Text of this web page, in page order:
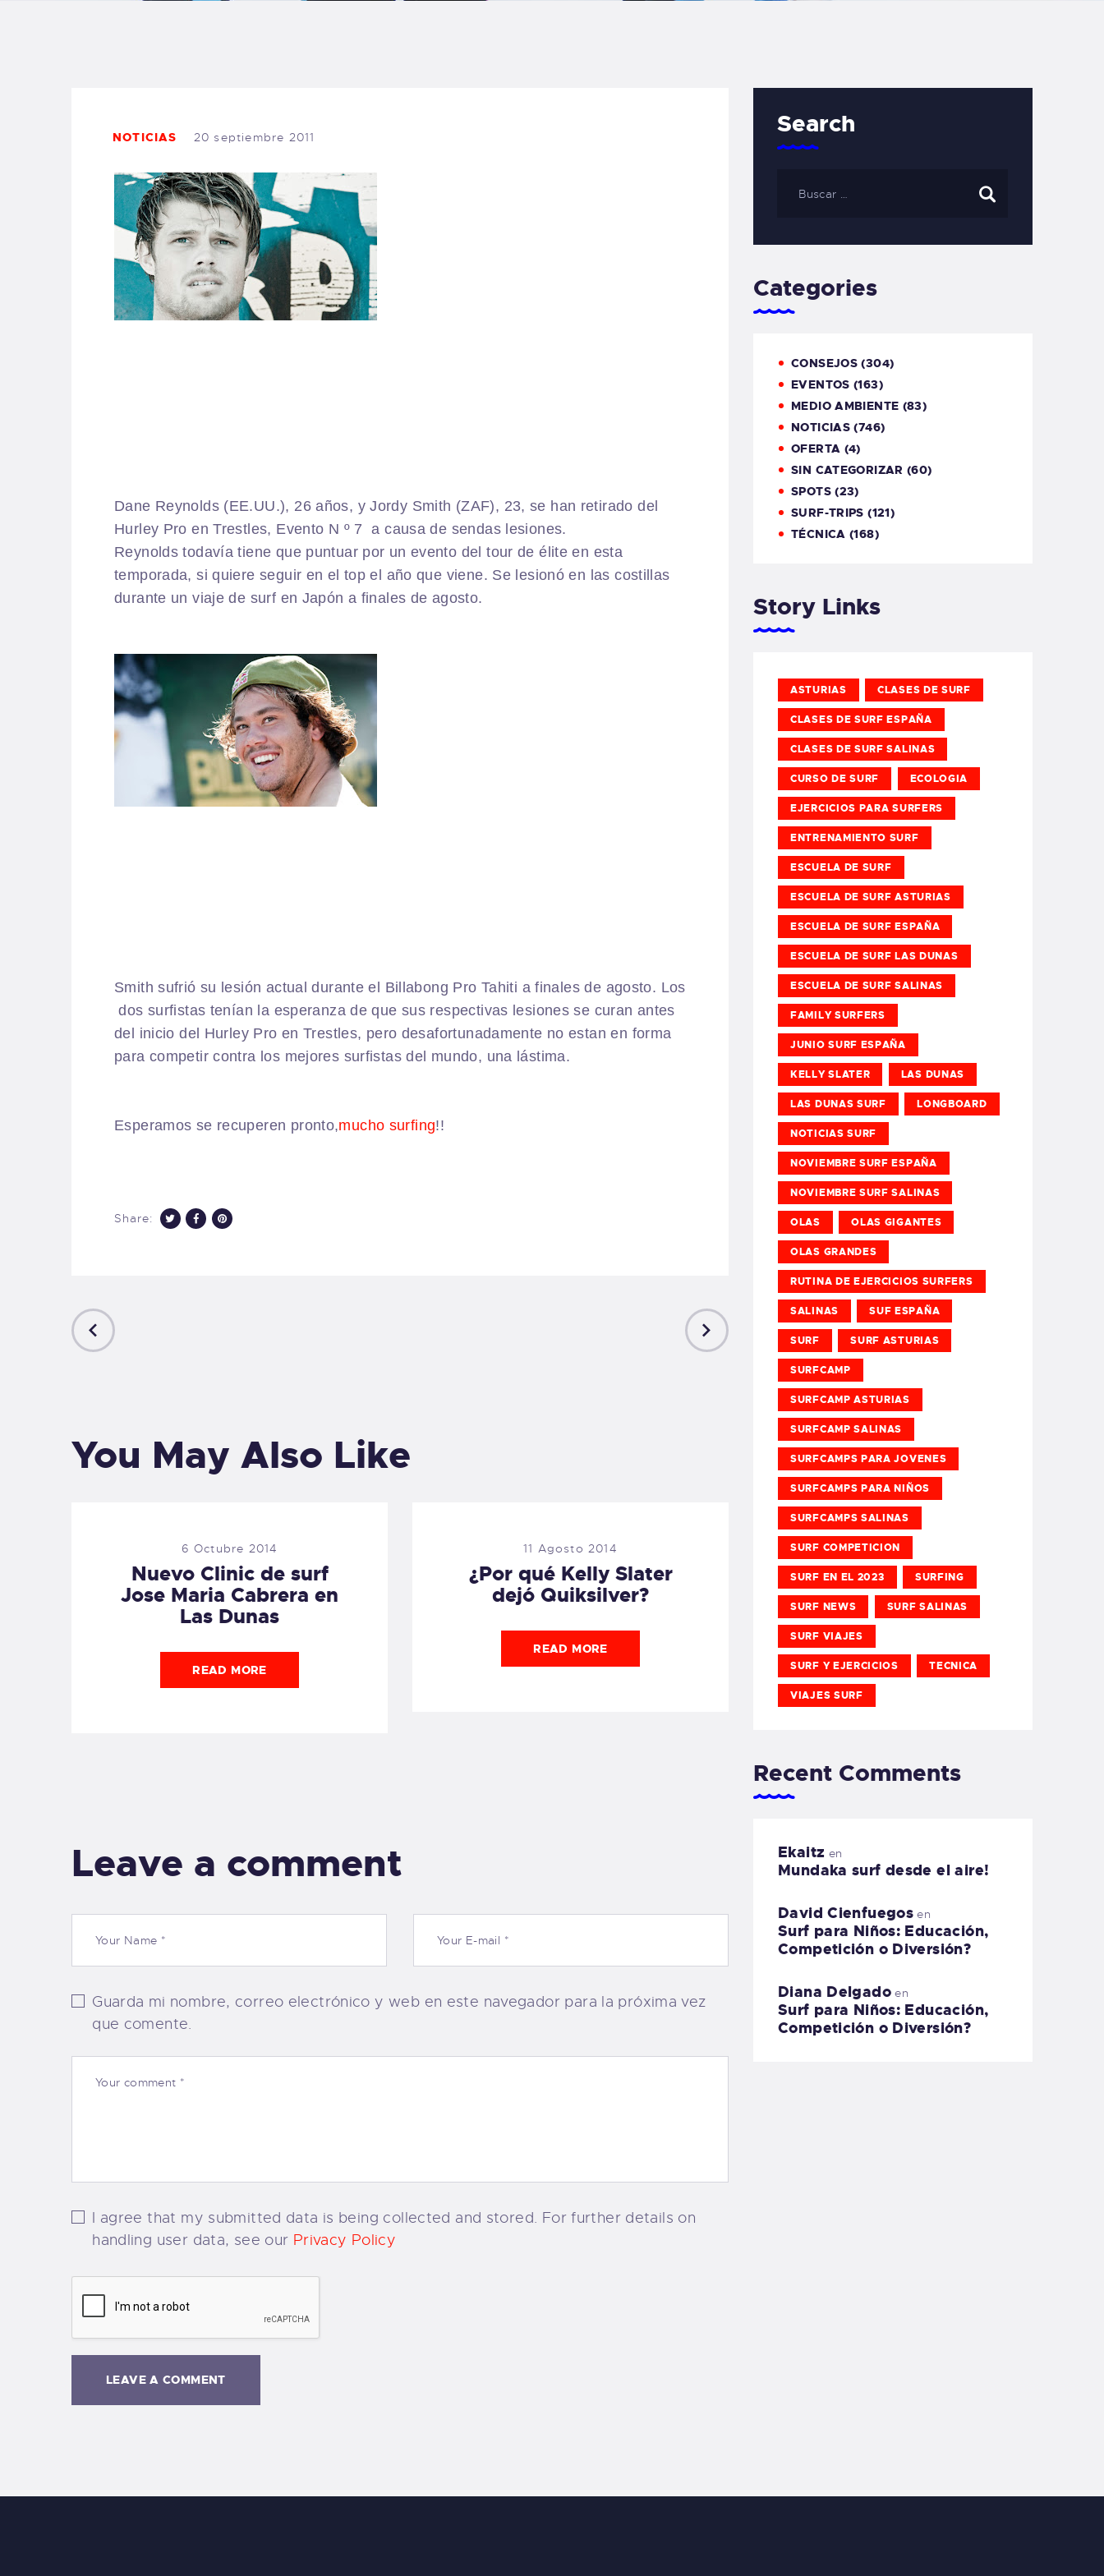
CARRITO
TIENDA FAMILY
SURFERS
WEBCAM SALINAS
NOTICIAS 20 septiembre 2011
Dane Reynolds (EE.UU.), 26 años, y Jordy Smith (ZAF), 23, se han retirado del
Hurley Pro en Trestles, Evento N º 7 a causa de sendas lesiones.
Reynolds todavía tiene que puntuar por un evento del tour de élite en esta
temporada, si quiere seguir en el top el año que viene. Se lesionó en las costillas
durante un viaje de surf en Japón a finales de agosto.
Smith sufrió su lesión actual durante el Billabong Pro Tahiti a finales de agosto. Los
dos surfistas tenían la esperanza de que sus respectivas lesiones se curan antes
del inicio del Hurley Pro en Trestles, pero desafortunadamente no estan en forma
para competir contra los mejores surfistas del mundo, una lástima.
Esperamos se recuperen pronto,mucho surfing!!
Share:
You May Also Like
6 Octubre 2014
Nuevo Clinic de surf
Jose Maria Cabrera en
Las Dunas
READ MORE
11 Agosto 2014
¿Por qué Kelly Slater
dejó Quiksilver?
READ MORE
Leave a comment
Guarda mi nombre, correo electrónico y web en este navegador para la próxima vez
que comente.
I agree that my submitted data is being collected and stored. For further details on
handling user data, see our Privacy Policy
Search
Categories
CONSEJOS (304)
EVENTOS (163)
MEDIO AMBIENTE (83)
NOTICIAS (746)
OFERTA (4)
SIN CATEGORIZAR (60)
SPOTS(23)
SURF-TRIPS (121)
TÉCNICA (168)
Story Links
ASTURIAS CLASES DE SURF
CLASES DE SURF ESPAÑA
CLASES DE SURF SALINAS
CURSO DE SURF ECOLOGIA
EJERCICIOS PARA SURFERS
ENTRENAMIENTO SURF
ESCUELA DE SURF
ESCUELA DE SURF ASTURIAS
ESCUELA DE SURF ESPAÑA
ESCUELA DE SURF LAS DUNAS
ESCUELA DE SURF SALINAS
FAMILY SURFERS
JUNIO SURF ESPAÑA
KELLY SLATER LAS DUNAS
LAS DUNAS SURF LONGBOARD
NOTICIAS SURF
NOVIEMBRE SURF ESPAÑA
NOVIEMBRE SURF SALINAS
OLAS OLAS GIGANTES
OLAS GRANDES
RUTINA DE EJERCICIOS SURFERS
SALINAS SUF ESPAÑA
SURF SURF ASTURIAS
SURFCAMP
SURFCAMP ASTURIAS
SURFCAMP SALINAS
SURFCAMPS PARA JOVENES
SURFCAMPS PARA NIÑOS
SURFCAMPS SALINAS
SURF COMPETICION
SURF EN EL 2023 SURFING
SURF NEWS SURF SALINAS
SURF VIAJES
SURF Y EJERCICIOS TECNICA
VIAJES SURF
Recent Comments
Ekaitz en
Mundaka surf desde el aire!
David Cienfuegos en
Surf para Niños: Educación,
Competición o Diversión?
Diana Delgadoen
Surf para Niños: Educación,
Competición o Diversión?